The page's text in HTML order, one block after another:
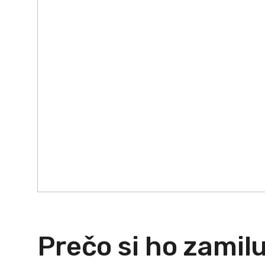
Prečo si ho